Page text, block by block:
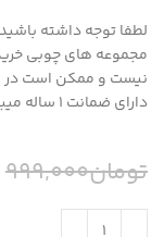
لطفا توجه داشته
مجموعه های چوبی
نیست و ممکن است در
دارای ضمانت ۱ ساله میباشد
تومان999,000